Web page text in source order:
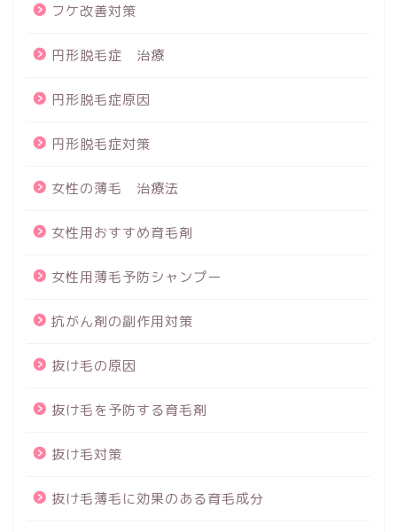
フケ改善対策
円形脱毛症 治療
円形脱毛症原因
円形脱毛症対策
女性の薄毛 治療法
女性用おすすめ育毛剤
女性用薄毛予防シャンプー
抗がん剤の副作用対策
抜け毛の原因
抜け毛を予防する育毛剤
抜け毛対策
抜け毛薄毛に効果のある育毛成分